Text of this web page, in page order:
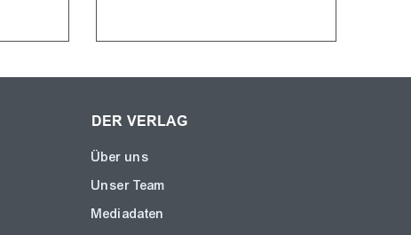
DER VERLAG
Über uns
Unser Team
Mediadaten